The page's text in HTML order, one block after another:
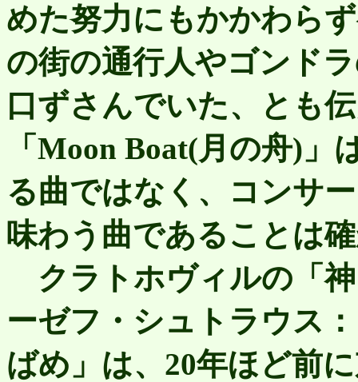
めた努力にもかかわら
の街の通行人やゴンド
口ずさんでいた、とも
「Moon Boat(月の舟)
る曲ではなく、コンサ
味わう曲であることは
クラトホヴィルの「
ーゼフ・シュトラウス
ばめ」は、20年ほど前